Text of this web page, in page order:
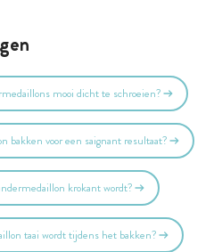
mooi dicht te schroeien?
bakken voor een saignant resultaat?
krokant wordt?
taai wordt tijdens het bakken?